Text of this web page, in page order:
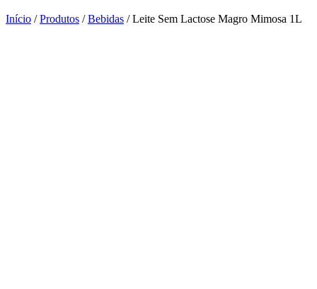
Início /Produtos /Bebidas / Leite Sem Lactose Magro Mimosa 1L